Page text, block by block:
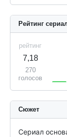
Рейтинг
рейтинг
7,18
270
голосов
Сюжет
Сериал